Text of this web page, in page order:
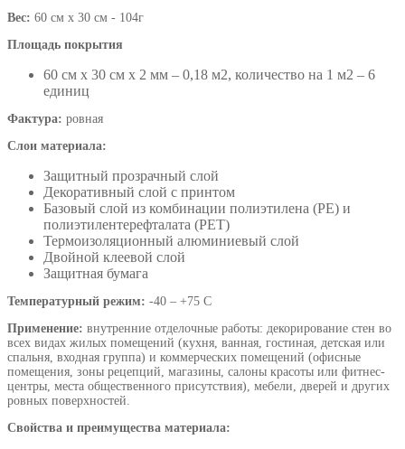
Вес: 60 см х 30 см - 104г
Площадь покрытия
60 см х 30 см х 2 мм – 0,18 м2, количество на 1 м2 – 6
единиц
Фактура: ровная
Слои материала:
Защитный прозрачный слой
Декоративный слой с принтом
Базовый слой из комбинации полиэтилена (PE) и
полиэтилентерефталата (PET)
Термоизоляционный алюминиевый слой
Двойной клеевой слой
Защитная бумага
Температурный режим: -40 – +75 С
Применение: внутренние отделочные работы: декорирование стен во
всех видах жилых помещений (кухня, ванная, гостиная, детская или
спальня, входная группа) и коммерческих помещений (офисные
помещения, зоны рецепций, магазины, салоны красоты или фитнес-
центры, места общественного присутствия), мебели, дверей и других
ровных поверхностей.
Свойства и преимущества материала: